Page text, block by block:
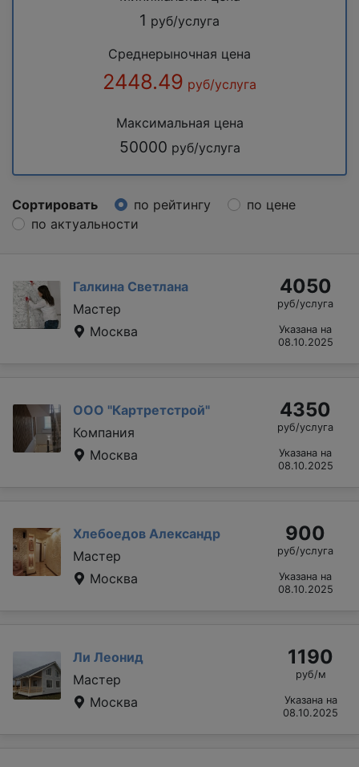
1 руб/услуга
Среднерыночная цена
2448.49 руб/услуга
Максимальная цена
50000 руб/услуга
Сортировать по рейтингу
по цене
по актуальности
Галкина Светлана
Мастер
Москва
4050
руб/услуга
Указана на
08.10.2025
ООО "Картретстрой"
Компания
Москва
4350
руб/услуга
Указана на
08.10.2025
Хлебоедов Александр
Мастер
Москва
900
руб/услуга
Указана на
08.10.2025
Ли Леонид
Мастер
Москва
1190
руб/м
Указана на
08.10.2025